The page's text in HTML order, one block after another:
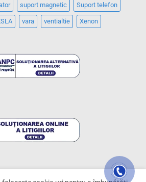
suport magnetic Suport telefon
vara ventialtie Xenon